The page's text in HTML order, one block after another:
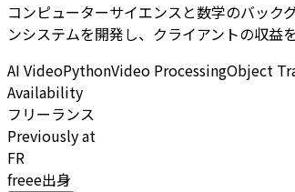
コンピューターサイエンスと数学のバッ
ンシステムを開発し、クライアントの収益
AI VideoPythonVideo ProcessingObject
Availability
フリーランス
Previously at
FR
freee出身